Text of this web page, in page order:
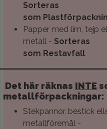
Sorteras
som
Papper med lim, tejp
metall - Sorteras
som Restavfall
Det här räknas INTE
metallförpackningar:
Stekpannor, bestick
metallföremål -